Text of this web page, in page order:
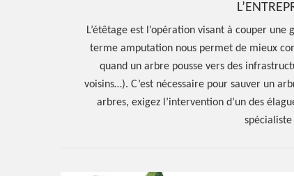
L’étêtage est l’opération visant à couper
terme amputation nous permet de mieux
quand un arbre pousse vers des
voisins…). C’est nécessaire pour sauver un
arbres, exigez l’intervention d’un des